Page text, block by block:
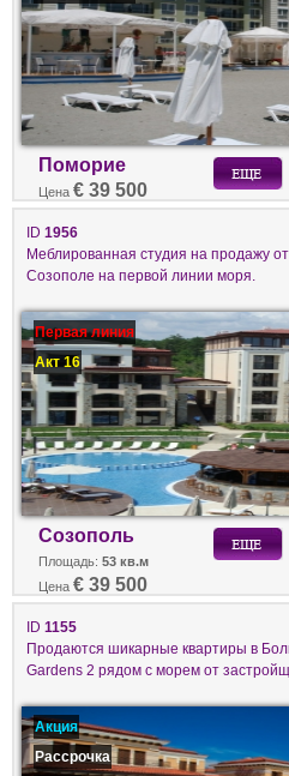
Поморие
Цена € 39 500
ID 1956
Меблированная студия на продажу
Созополе на первой линии моря.
Первая линия
Акт 16
Созополь
Площадь: 53 кв.м
Цена € 39 500
ID 1155
Продаются шикарные квартиры в
Gardens 2 рядом с морем от
Акция
Рассрочка